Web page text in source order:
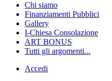
Chi siamo
Finanziamenti Pubblici
Gallery
I-Chiesa Consolazione
ART BONUS
Tutti gli argomenti...
Accedi